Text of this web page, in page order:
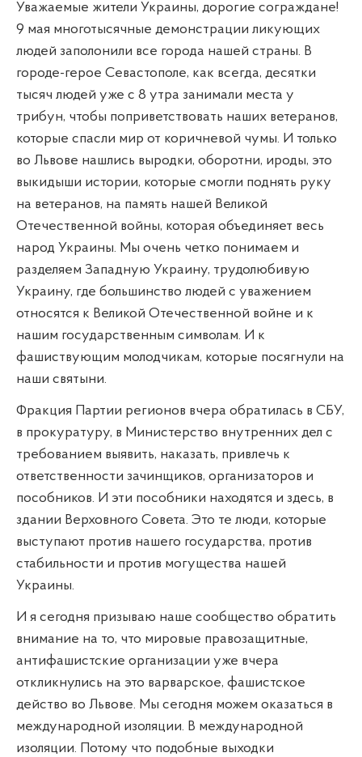
Уважаемые жители Украины, дорогие сограждане!
9 мая многотысячные демонстрации ликующих
людей заполонили все города нашей страны. В
городе-герое Севастополе, как всегда, десятки
тысяч людей уже с 8 утра занимали места у
трибун, чтобы поприветствовать наших ветеранов,
которые спасли мир от коричневой чумы. И только
во Львове нашлись выродки, оборотни, ироды, это
выкидыши истории, которые смогли поднять руку
на ветеранов, на память нашей Великой
Отечественной войны, которая объединяет весь
народ Украины. Мы очень четко понимаем и
разделяем Западную Украину, трудолюбивую
Украину, где большинство людей с уважением
относятся к Великой Отечественной войне и к
нашим государственным символам. И к
фашиствующим молодчикам, которые посягнули на
наши святыни.
Фракция Партии регионов вчера обратилась в СБУ,
в прокуратуру, в Министерство внутренних дел с
требованием выявить, наказать, привлечь к
ответственности зачинщиков, организаторов и
пособников. И эти пособники находятся и здесь, в
здании Верховного Совета. Это те люди, которые
выступают против нашего государства, против
стабильности и против могущества нашей
Украины.
И я сегодня призываю наше сообщество обратить
внимание на то, что мировые правозащитные,
антифашистские организации уже вчера
откликнулись на это варварское, фашистское
действо во Львове. Мы сегодня можем оказаться в
международной изоляции. В международной
изоляции. Потому что подобные выходки